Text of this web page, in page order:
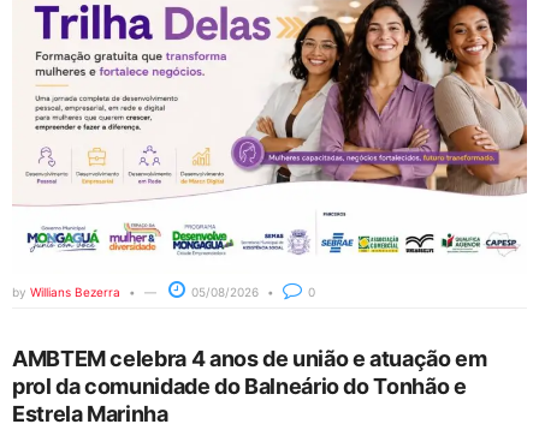
by Willians Bezerra 05/08/2026 0
AMBTEM celebra 4 anos de união e atuação em
prol da comunidade do Balneário do Tonhão e
Estrela Marinha